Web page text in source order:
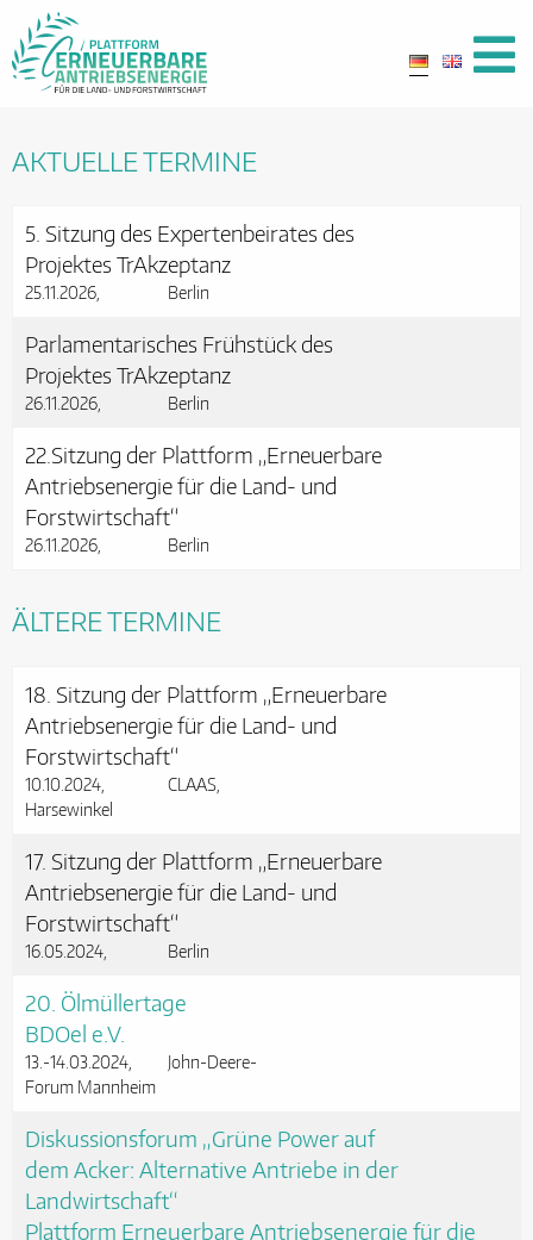
AKTUELLE TERMINE
5. Sitzung des Expertenbeirates des
Projektes TrAkzeptanz
25.11.2026 Berlin
Parlamentarisches Frühstück des
Projektes TrAkzeptanz
26.11.2026 Berlin
22.Sitzung der Plattform „Erneuerbare
Antriebsenergie für die Land- und
Forstwirtschaft“
26.11.2026 Berlin
ÄLTERE TERMINE
18. Sitzung der Plattform „Erneuerbare
Antriebsenergie für die Land- und
Forstwirtschaft“
10.10.2024
CLAAS,
Harsewinkel
17. Sitzung der Plattform „Erneuerbare
Antriebsenergie für die Land- und
Forstwirtschaft“
16.05.2024 Berlin
20. Ölmüllertage
BDOel e.V.
13.-14.03.2024
John-Deere-
Forum Mannheim
Diskussionsforum „Grüne Power auf
dem Acker: Alternative Antriebe in der
Landwirtschaft“
Plattform Erneuerbare Antriebsenergie für die